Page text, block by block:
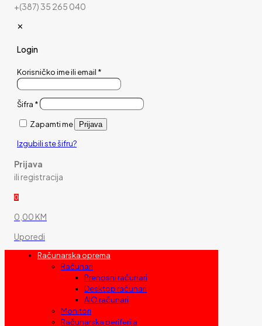
+(387) 35 265 040
✕
Login
Korisničko ime ili email *
Šifra *
Zapamti me Prijava
Izgubili ste šifru?
Prijava
ili registracija
0
0,00 KM
Uporedi
Računarska oprema
Računari
Prenosni računari
Desktop računari
AIO računari
Monitori
Računarska periferija